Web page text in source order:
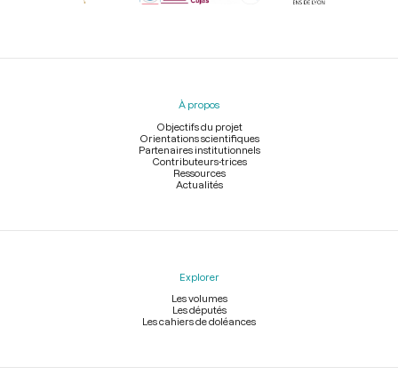
Menu
À propos
Objectifs du projet
Orientations scientifiques
Partenaires institutionnels
Contributeurs-trices
Ressources
Actualités
Explorer
Les volumes
Les députés
Les cahiers de doléances